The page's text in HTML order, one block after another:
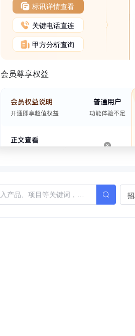
标讯详情查看
关键电话直连
甲方分析查询
会员尊享权益